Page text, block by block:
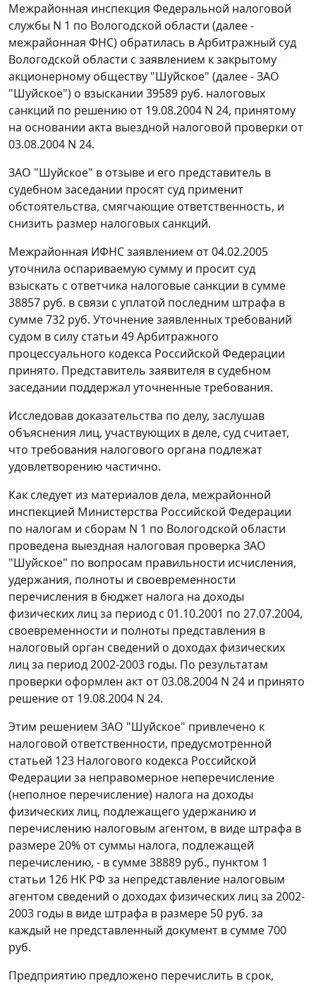
Межрайонная инспекция Федеральной налоговой
службы N 1 по Вологодской области (далее -
межрайонная ФНС) обратилась в Арбитражный суд
Вологодской области с заявлением к закрытому
акционерному обществу "Шуйское" (далее - ЗАО
"Шуйское") о взыскании 39589 руб. налоговых
санкций по решению от 19.08.2004 N 24, принятому
на основании акта выездной налоговой проверки от
03.08.2004 N 24.
ЗАО "Шуйское" в отзыве и его представитель в
судебном заседании просят суд применит
обстоятельства, смягчающие ответственность, и
снизить размер налоговых санкций.
Межрайонная ИФНС заявлением от 04.02.2005
уточнила оспариваемую сумму и просит суд
взыскать с ответчика налоговые санкции в сумме
38857 руб. в связи с уплатой последним штрафа в
сумме 732 руб. Уточнение заявленных требований
судом в силу статьи 49Арбитражного
процессуального кодекса Российской Федерации
принято. Представитель заявителя в судебном
заседании поддержал уточненные требования.
Исследовав доказательства по делу, заслушав
объяснения лиц, участвующих в деле, суд считает,
что требования налогового органа подлежат
удовлетворению частично.
Как следует из материалов дела, межрайонной
инспекцией Министерства Российской Федерации
по налогам и сборам N 1 по Вологодской области
проведена выездная налоговая проверка ЗАО
"Шуйское" по вопросам правильности исчисления,
удержания, полноты и своевременности
перечисления в бюджет налога на доходы
физических лиц за период с 01.10.2001 по 27.07.2004,
своевременности и полноты представления в
налоговый орган сведений о доходах физических
лиц за период 2002-2003 годы. По результатам
проверки оформлен акт от 03.08.2004 N 24 и принято
решение от 19.08.2004 N 24.
Этим решением ЗАО "Шуйское" привлечено к
налоговой ответственности, предусмотренной
статьей 123 Налогового кодекса Российской
Федерации за неправомерное неперечисление
(неполное перечисление) налога на доходы
физических лиц, подлежащего удержанию и
перечислению налоговым агентом, в виде штрафа в
размере 20% от суммы налога, подлежащей
перечислению, - в сумме 38889 руб., пунктом 1
статьи 126 НК РФ за непредставление налоговым
агентом сведений о доходах физических лиц за 2002-
2003 годы в виде штрафа в размере 50 руб. за
каждый не представленный документ в сумме 700
руб.
Предприятию предложено перечислить в срок,